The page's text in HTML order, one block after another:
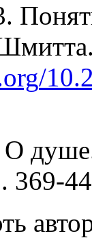
org/
О